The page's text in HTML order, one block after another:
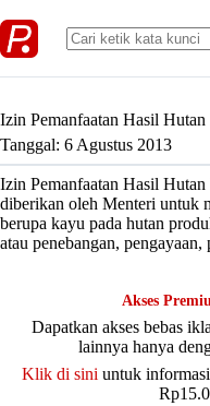
to
content
Izin Pemanfaatan Hasil
Tanggal: 6 Agustus 2013
Izin Pemanfaatan Hasil
diberikan oleh Menteri untuk
berupa kayu pada hutan
atau penebangan, pengayaan,
Akses
Dapatkan akses bebas
lainnya hanya
Klik di sini untuk